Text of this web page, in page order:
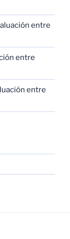
entre
entre
entre